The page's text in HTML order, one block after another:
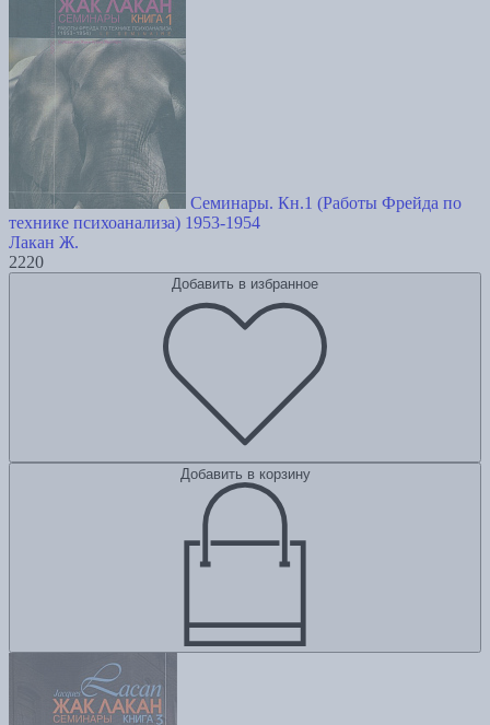
Семинары. Кн.1 (Работы Фрейда по
технике психоанализа) 1953-1954
Лакан Ж.
2220
Добавить в избранное
Добавить в корзину